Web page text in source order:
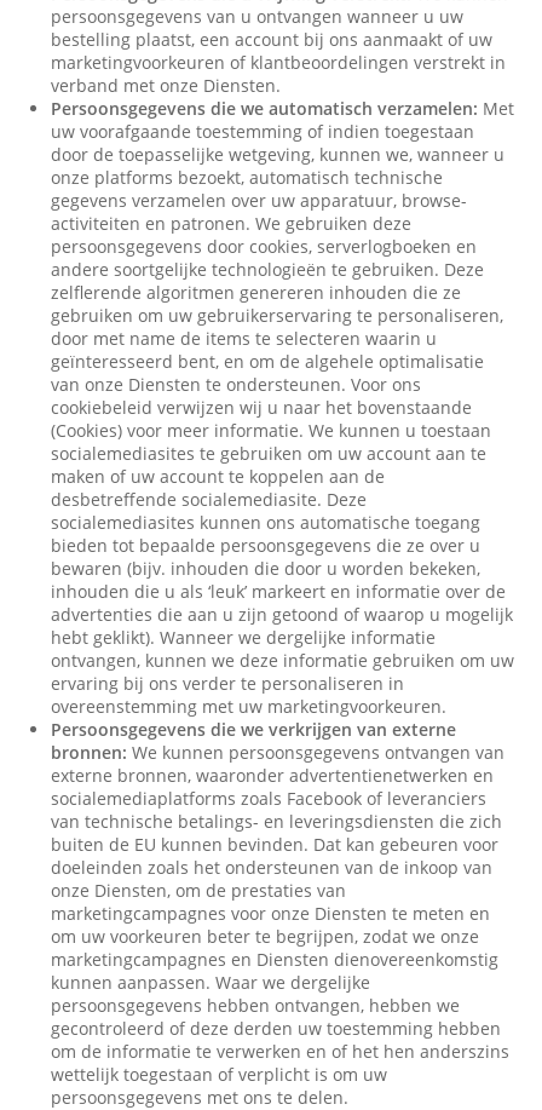
persoonsgegevens van u ontvangen wanneer u uw
bestelling plaatst, een account bij ons aanmaakt of uw
marketingvoorkeuren of klantbeoordelingen verstrekt in
verband met onze Diensten.
Persoonsgegevens die we automatisch verzamelen: Met
uw voorafgaande toestemming of indien toegestaan
door de toepasselijke wetgeving, kunnen we, wanneer u
onze platforms bezoekt, automatisch technische
gegevens verzamelen over uw apparatuur, browse-
activiteiten en patronen. We gebruiken deze
persoonsgegevens door cookies, serverlogboeken en
andere soortgelijke technologieën te gebruiken. Deze
zelflerende algoritmen genereren inhouden die ze
gebruiken om uw gebruikerservaring te personaliseren,
door met name de items te selecteren waarin u
geïnteresseerd bent, en om de algehele optimalisatie
van onze Diensten te ondersteunen. Voor ons
cookiebeleid verwijzen wij u naar het bovenstaande
(Cookies) voor meer informatie. We kunnen u toestaan
socialemediasites te gebruiken om uw account aan te
maken of uw account te koppelen aan de
desbetreffende socialemediasite. Deze
socialemediasites kunnen ons automatische toegang
bieden tot bepaalde persoonsgegevens die ze over u
bewaren (bijv. inhouden die door u worden bekeken,
inhouden die u als ‘leuk’ markeert en informatie over de
advertenties die aan u zijn getoond of waarop u mogelijk
hebt geklikt). Wanneer we dergelijke informatie
ontvangen, kunnen we deze informatie gebruiken om uw
ervaring bij ons verder te personaliseren in
overeenstemming met uw marketingvoorkeuren.
Persoonsgegevens die we verkrijgen van externe
bronnen: We kunnen persoonsgegevens ontvangen van
externe bronnen, waaronder advertentienetwerken en
socialemediaplatforms zoals Facebook of leveranciers
van technische betalings- en leveringsdiensten die zich
buiten de EU kunnen bevinden. Dat kan gebeuren voor
doeleinden zoals het ondersteunen van de inkoop van
onze Diensten, om de prestaties van
marketingcampagnes voor onze Diensten te meten en
om uw voorkeuren beter te begrijpen, zodat we onze
marketingcampagnes en Diensten dienovereenkomstig
kunnen aanpassen. Waar we dergelijke
persoonsgegevens hebben ontvangen, hebben we
gecontroleerd of deze derden uw toestemming hebben
om de informatie te verwerken en of het hen anderszins
wettelijk toegestaan of verplicht is om uw
persoonsgegevens met ons te delen.